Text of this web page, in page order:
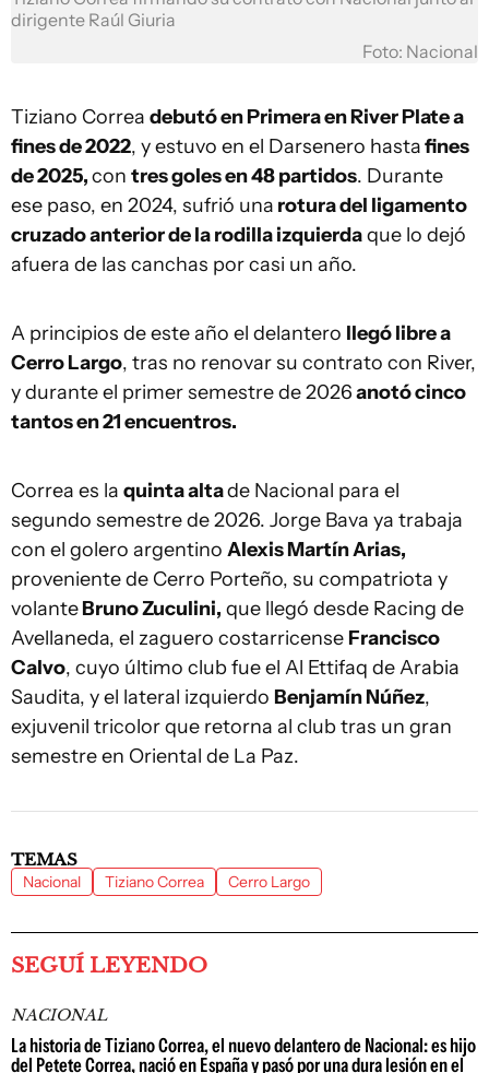
dirigente Raúl Giuria
Foto: Nacional
Tiziano Correa debutó en Primera en River Plate a
fines de 2022, y estuvo en el Darsenero hastafines
de 2025,con tres goles en 48 partidos. Durante
ese paso, en 2024, sufrió una rotura del ligamento
cruzado anterior de la rodilla izquierdaque lo dejó
afuera de las canchas por casi un año.
A principios de este año el delantero llegó libre a
Cerro Largo, tras no renovar su contrato con River,
y durante el primer semestre de 2026anotó cinco
tantos en 21 encuentros.
Correa es la quinta altade Nacional para el
segundo semestre de 2026. Jorge Bava ya trabaja
con el golero argentino Alexis Martín Arias,
proveniente de Cerro Porteño, su compatriota y
volanteBruno Zuculini, que llegó desde Racing de
Avellaneda, el zaguero costarricense Francisco
Calvo, cuyo último club fue el Al Ettifaq de Arabia
Saudita, y el lateral izquierdo Benjamín Núñez,
exjuvenil tricolor que retorna al club tras un gran
semestre en Oriental de La Paz.
TEMAS
Nacional Tiziano Correa Cerro Largo
SEGUÍ LEYENDO
NACIONAL
La historia de Tiziano Correa, el nuevo delantero de Nacional: es hijo
del Petete Correa, nació en España y pasó por una dura lesión en el